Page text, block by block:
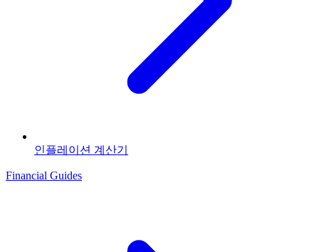
인플레이션 계산기
Financial Guides